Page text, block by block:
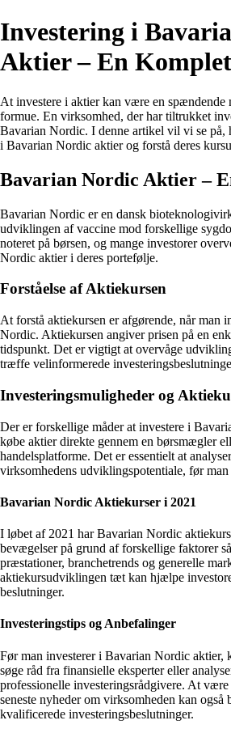
Investering i
Aktier – En
At investere i aktier kan være en spændende
formue. En virksomhed, der har tiltrukket
Bavarian Nordic. I denne artikel vil vi se på,
i Bavarian Nordic aktier og forstå deres
Bavarian Nordic Aktier –
Bavarian Nordic er en dansk
udviklingen af vaccine mod forskellige
noteret på børsen, og mange investorer
Nordic aktier i deres portefølje.
Forståelse af Aktiekursen
At forstå aktiekursen er afgørende, når man
Nordic. Aktiekursen angiver prisen på en
tidspunkt. Det er vigtigt at overvåge
træffe velinformerede
Investeringsmuligheder og
Der er forskellige måder at investere i
købe aktier direkte gennem en børsmægler
handelsplatforme. Det er essentielt at
virksomhedens udviklingspotentiale, før
Bavarian Nordic Aktiekurser i 2021
I løbet af 2021 har Bavarian Nordic
bevægelser på grund af forskellige faktorer
præstationer, branchetrends og generelle
aktiekursudviklingen tæt kan hjælpe
beslutninger.
Investeringstips og Anbefalinger
Før man investerer i Bavarian Nordic aktier,
søge råd fra finansielle eksperter eller
professionelle investeringsrådgivere. At være
seneste nyheder om virksomheden kan
kvalificerede investeringsbeslutninger.